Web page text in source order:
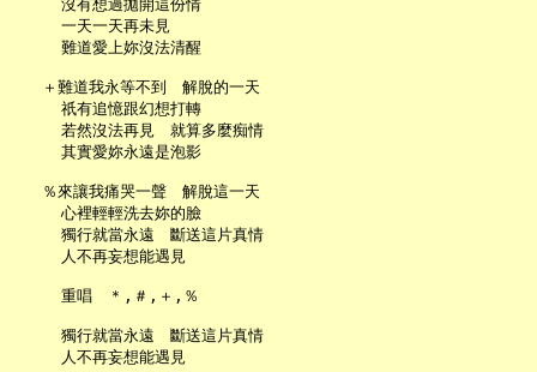
     沒有想過拋開這份情
     一天一天再未見
     難道愛上妳沒法清醒
   ＋難道我永等不到　解脫的一天
     祇有追憶跟幻想打轉
     若然沒法再見　就算多麼痴情
     其實愛妳永遠是泡影
   ％來讓我痛哭一聲　解脫這一天
     心裡輕輕洗去妳的臉
     獨行就當永遠　斷送這片真情
     人不再妄想能遇見
     重唱　＊,＃,＋,％
     獨行就當永遠　斷送這片真情